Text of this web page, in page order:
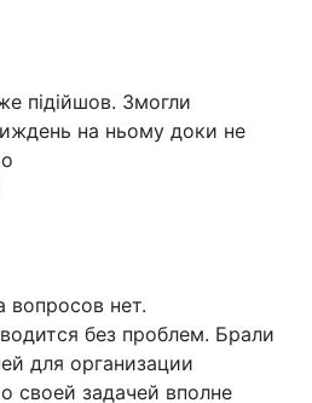
підійшов. Змогли
на ньому доки не
вопросов нет.
без проблем. Брали
для организации
своей задачей вполне